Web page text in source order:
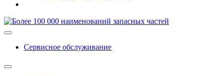
Сервисное обслуживание